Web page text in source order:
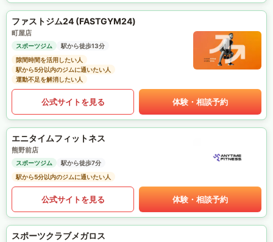
ファストジム24 (FASTGYM24)
町屋店
スポーツジム
駅から徒歩13分
隙間時間を活用したい人
駅から5分以内のジムに通いたい人
運動不足を解消したい人
公式サイトを見る 体験・相談予約
エニタイムフィットネス
熊野前店
スポーツジム
駅から徒歩7分
駅から5分以内のジムに通いたい人
公式サイトを見る 体験・相談予約
スポーツクラブメガロス